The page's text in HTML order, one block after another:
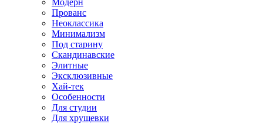
Модерн
Прованс
Неоклассика
Минимализм
Под старину
Скандинавские
Элитные
Эксклюзивные
Хай-тек
Особенности
Для студии
Для хрущевки